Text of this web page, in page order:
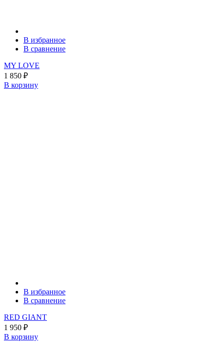
В избранное
В сравнение
MY LOVE
1 850 ₽
В корзину
В избранное
В сравнение
RED GIANT
1 950 ₽
В корзину